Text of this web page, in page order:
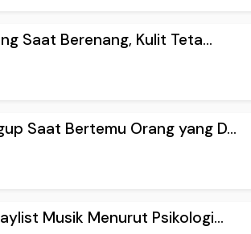
Saat Berenang, Kulit Teta...
Saat Bertemu Orang yang D...
Musik Menurut Psikologi...